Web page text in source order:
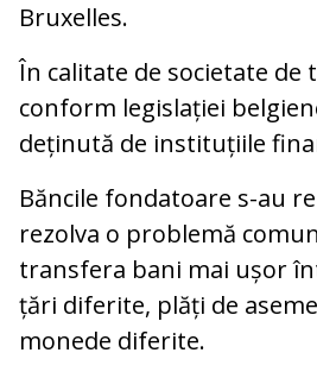
Bruxelles.
În calitate de societate de
conform legislației
deținută de instituțiile
Băncile fondatoare s-au
rezolva o problemă
transfera bani mai ușor
țări diferite, plăți de
monede diferite.